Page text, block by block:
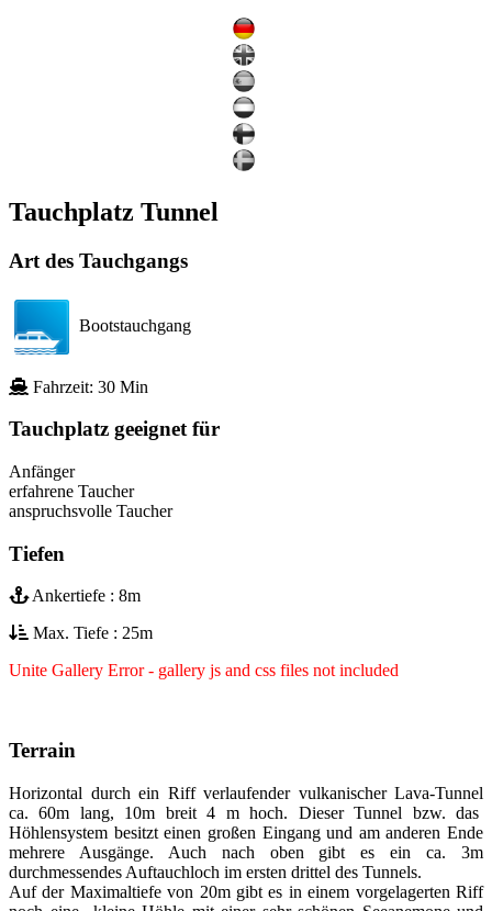
Tauchplatz Tunnel
Art des Tauchgangs
Bootstauchgang
Fahrzeit: 30 Min
Tauchplatz geeignet für
Anfänger
erfahrene Taucher
anspruchsvolle Taucher
Tiefen
Ankertiefe : 8m
Max. Tiefe : 25m
Unite Gallery Error - gallery js and css files not included
Terrain
Horizontal durch ein Riff verlaufender vulkanischer Lava-Tunnel
ca. 60m lang, 10m breit 4 m hoch. Dieser Tunnel bzw. das
Höhlensystem besitzt einen großen Eingang und am anderen Ende
mehrere Ausgänge. Auch nach oben gibt es ein ca. 3m
durchmessendes Auftauchloch im ersten drittel des Tunnels.
Auf der Maximaltiefe von 20m gibt es in einem vorgelagerten Riff